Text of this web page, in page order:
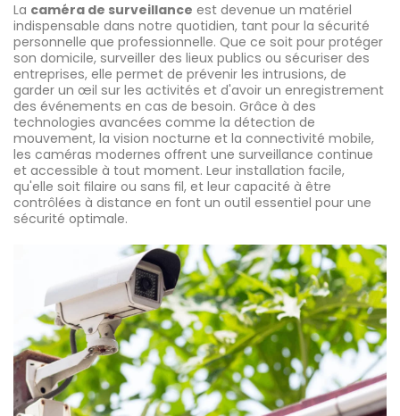
La caméra de surveillance est devenue un matériel
indispensable dans notre quotidien, tant pour la sécurité
personnelle que professionnelle. Que ce soit pour protéger
son domicile, surveiller des lieux publics ou sécuriser des
entreprises, elle permet de prévenir les intrusions, de
garder un œil sur les activités et d'avoir un enregistrement
des événements en cas de besoin. Grâce à des
technologies avancées comme la détection de
mouvement, la vision nocturne et la connectivité mobile,
les caméras modernes offrent une surveillance continue
et accessible à tout moment. Leur installation facile,
qu'elle soit filaire ou sans fil, et leur capacité à être
contrôlées à distance en font un outil essentiel pour une
sécurité optimale.